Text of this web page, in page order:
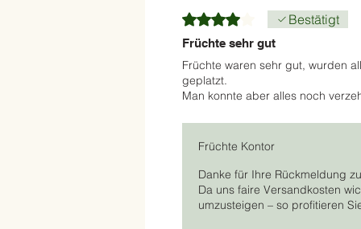
Mit 4 von 5 Sternen bewertet.
Bestätigt
Früchte sehr gut
Früchte waren sehr gut, wurden
geplatzt.
Man konnte aber alles noch
Früchte Kontor
Danke für Ihre Rückmeldung
Da uns faire Versandkosten
umzusteigen – so profitieren